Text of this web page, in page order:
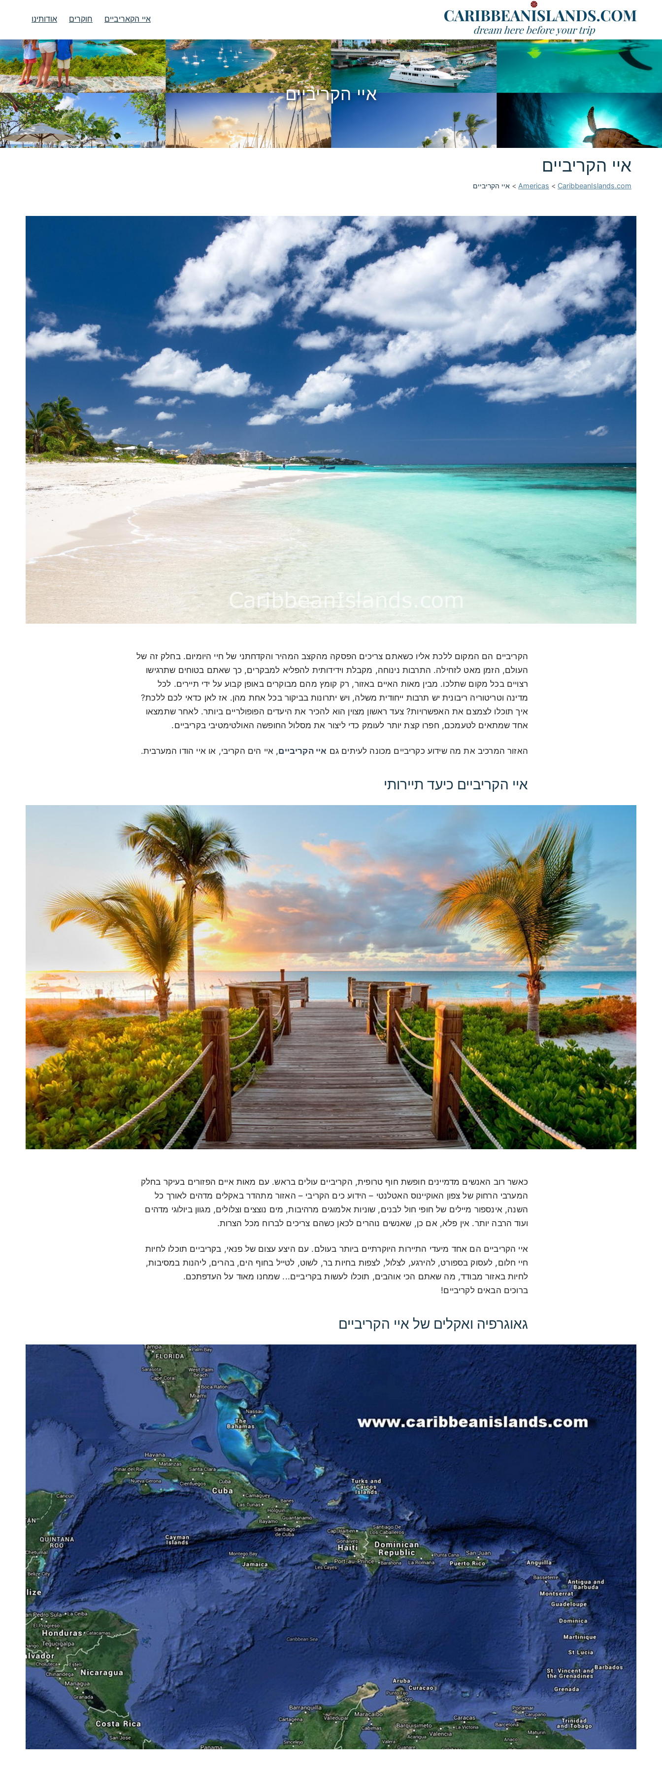
איי הקאריביים חוקרים אודותינו
איי הקריביים
איי הקריביים
CaribbeanIslands.com
>
Americas
> איי הקריביים
הקריביים הם המקום ללכת אליו כשאתם צריכים הפסקה מהקצב המהיר והקדחתני של חיי היומיום. בחלק זה של
העולם, הזמן מאט לזחילה. התרבות נינוחה, מקבלת וידידותית להפליא למבקרים, כך שאתם בטוחים שתרגישו
רצויים בכל מקום שתלכו. מבין מאות האיים באזור, רק קומץ מהם מבוקרים באופן קבוע על ידי תיירים. לכל
מדינה וטריטוריה ריבונית יש תרבות ייחודית משלה, ויש יתרונות בביקור בכל אחת מהן. אז לאן כדאי לכם ללכת?
איך תוכלו לצמצם את האפשרויות? צעד ראשון מצוין הוא להכיר את היעדים הפופולריים ביותר. לאחר שתמצאו
אחד שמתאים לטעמכם, חפרו קצת יותר לעומק כדי ליצור את מסלול החופשה האולטימטיבי בקריביים.
האזור המרכיב את מה שידוע כקריביים מכונה לעיתים גם איי הקריביים, איי הים הקריבי, או איי הודו המערבית.
איי הקריביים כיעד תיירותי
כאשר רוב האנשים מדמיינים חופשת חוף טרופית, הקריביים עולים בראש. עם מאות איים הפזורים בעיקר בחלק
המערבי הרחוק של צפון האוקיינוס האטלנטי – הידוע כים הקריבי – האזור מתהדר באקלים מדהים לאורך כל
השנה, אינספור מיילים של חופי חול לבנים, שוניות אלמוגים מרהיבות, מים נוצצים וצלולים, מגוון ביולוגי מדהים
ועוד הרבה יותר. אין פלא, אם כן, שאנשים נוהרים לכאן כשהם צריכים לברוח מכל הצרות.
איי הקריביים הם אחד מיעדי התיירות היוקרתיים ביותר בעולם. עם היצע עצום של פנאי, בקריביים תוכלו לחיות
חיי חלום, לעסוק בספורט, להירגע, לצלול, לצפות בחיות בר, לשוט, לטייל בחוף הים, בהרים, ליהנות במסיבות,
לחיות באזור מבודד, מה שאתם הכי אוהבים, תוכלו לעשות בקריביים... שמחנו מאוד על העדפתכם.
ברוכים הבאים לקריביים!
גאוגרפיה ואקלים של איי הקריביים